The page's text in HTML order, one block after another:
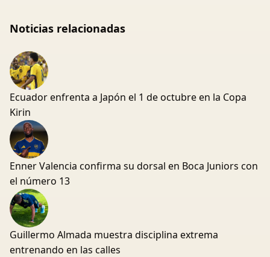
Noticias relacionadas
Ecuador enfrenta a Japón el 1 de octubre en la Copa
Kirin
Enner Valencia confirma su dorsal en Boca Juniors con
el número 13
Guillermo Almada muestra disciplina extrema
entrenando en las calles